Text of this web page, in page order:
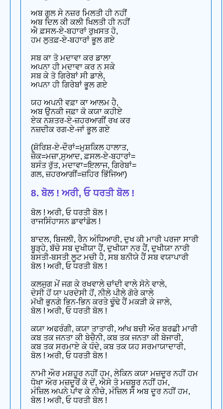
ਅਬ ਗੁਲ ਸੇ ਨਜ਼ਰ ਮਿਲਤੀ ਹੀ ਨਹੀਂ
ਅਬ ਦਿਲ ਕੀ ਕਲੀ ਖਿਲਤੀ ਹੀ ਨਹੀਂ
ਐ ਫ਼ਸਲ-ਏ-ਬਹਾਰਾਂ ਰੁਖ਼ਸਤ ਹੋ,
ਹਮ ਲੁਤਫ਼-ਏ-ਬਹਾਰਾਂ ਭੂਲ ਗਏ
ਸਬ ਕਾ ਤੋ ਮਦਾਵਾ ਕਰ ਡਾਲਾ
ਅਪਨਾ ਹੀ ਮਦਾਵਾ ਕਰ ਨ ਸਕੇ
ਸਬ ਕੇ ਤੋ ਗਿਰੇਬਾਂ ਸੀ ਡਾਲੇ,
ਅਪਨਾ ਹੀ ਗਿਰੇਬਾਂ ਭੂਲ ਗਏ
ਯਹ ਅਪਨੀ ਵਫ਼ਾ ਕਾ ਆਲਮ ਹੈ,
ਅਬ ਉਨਕੀ ਜਫ਼ਾ ਕੋ ਕਯਾ ਕਹੀਏ
ਏਕ ਨਸ਼ਤਰ-ਏ-ਜ਼ਹਰਆਗੀਂ ਰਖ ਕਰ
ਨਜ਼ਦੀਕ ਰਗ-ਏ-ਜਾਂ ਭੂਲ ਗਏ
(ਸ਼ੋਰਿਸ਼-ਏ-ਦੌਰਾਂ=ਮੁਸ਼ਕਿਲ ਹਾਲਾਤ,
ਜ਼ੌਕ=ਮਜ਼ਾ,ਸੁਆਦ, ਫ਼ਸਲ-ਏ-ਬਹਾਰਾਂ=
ਬਸੰਤ ਰੁੱਤ, ਮਦਾਵਾ=ਇਲਾਜ, ਗਿਰੇਬਾਂ=
ਗਲ, ਜ਼ਹਰਆਗੀਂ=ਜ਼ਹਿਰ ਭਿੱਜਿਆ)
8. ਬੋਲ ! ਅਰੀ, ਓ ਧਰਤੀ ਬੋਲ !
ਬੋਲ ! ਅਰੀ, ਓ ਧਰਤੀ ਬੋਲ !
ਰਾਜਸਿੰਹਾਸਨ ਡਾਵਾਂਡੋਲ !
ਬਾਦਲ, ਬਿਜਲੀ, ਰੈਨ ਅੰਧਿਆਰੀ, ਦੁਖ ਕੀ ਮਾਰੀ ਪਰਜਾ ਸਾਰੀ
ਬੂੜ੍ਹੇ, ਬੱਚੇ ਸਬ ਦੁਖੀਯਾ ਹੈਂ, ਦੁਖੀਯਾ ਨਰ ਹੈਂ, ਦੁਖੀਯਾ ਨਾਰੀ
ਬਸਤੀ-ਬਸਤੀ ਲੂਟ ਮਚੀ ਹੈ, ਸਬ ਬਨੀਯੇ ਹੈਂ ਸਬ ਵਯਾਪਾਰੀ
ਬੋਲ ! ਅਰੀ, ਓ ਧਰਤੀ ਬੋਲ !
ਕਲਜੁਗ ਮੇਂ ਜਗ ਕੇ ਰਖਵਾਲੇ ਚਾਂਦੀ ਵਾਲੇ ਸੋਨੇ ਵਾਲੇ,
ਦੇਸੀ ਹੋਂ ਯਾ ਪਰਦੇਸੀ ਹੋਂ, ਨੀਲੇ ਪੀਲੇ ਗੋਰੇ ਕਾਲੇ
ਮੱਖੀ ਭੁਨਗੇ ਭਿਨ-ਭਿਨ ਕਰਤੇ ਢੂੰਢੇ ਹੈਂ ਮਕੜੀ ਕੇ ਜਾਲੇ,
ਬੋਲ ! ਅਰੀ, ਓ ਧਰਤੀ ਬੋਲ !
ਕਯਾ ਅਫਰੰਗੀ, ਕਯਾ ਤਾਤਾਰੀ, ਆਂਖ ਬਚੀ ਔਰ ਬਰਛੀ ਮਾਰੀ
ਕਬ ਤਕ ਜਨਤਾ ਕੀ ਬੇਚੈਨੀ, ਕਬ ਤਕ ਜਨਤਾ ਕੀ ਬੇਜਾਰੀ,
ਕਬ ਤਕ ਸਰਮਾਏ ਕੇ ਧੰਦੇ, ਕਬ ਤਕ ਯਹ ਸਰਮਾਯਾਦਾਰੀ,
ਬੋਲ ! ਅਰੀ, ਓ ਧਰਤੀ ਬੋਲ !
ਨਾਮੀ ਔਰ ਮਸ਼ਹੂਰ ਨਹੀਂ ਹਮ, ਲੇਕਿਨ ਕਯਾ ਮਜ਼ਦੂਰ ਨਹੀਂ ਹਮ
ਧੋਖਾ ਔਰ ਮਜ਼ਦੂਰੋਂ ਕੋ ਦੇਂ, ਐਸੇ ਤੋ ਮਜ਼ਬੂਰ ਨਹੀਂ ਹਮ,
ਮੰਜ਼ਿਲ ਅਪਨੇ ਪਾਂਵ ਕੇ ਨੀਚੇ, ਮੰਜ਼ਿਲ ਸੇ ਅਬ ਦੂਰ ਨਹੀਂ ਹਮ,
ਬੋਲ ! ਅਰੀ, ਓ ਧਰਤੀ ਬੋਲ !